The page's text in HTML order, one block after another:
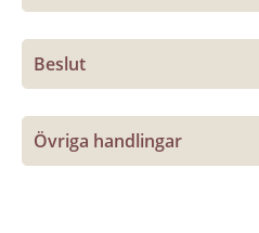
Beslut
Övriga handlingar